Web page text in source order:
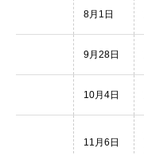
8月1日
9月28日
10月4日
11月6日